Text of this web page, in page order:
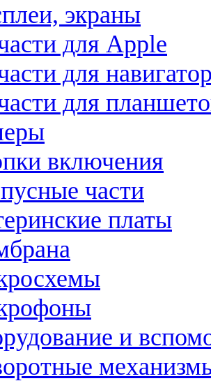
экраны
для Apple
для
для
включения
части
платы
и